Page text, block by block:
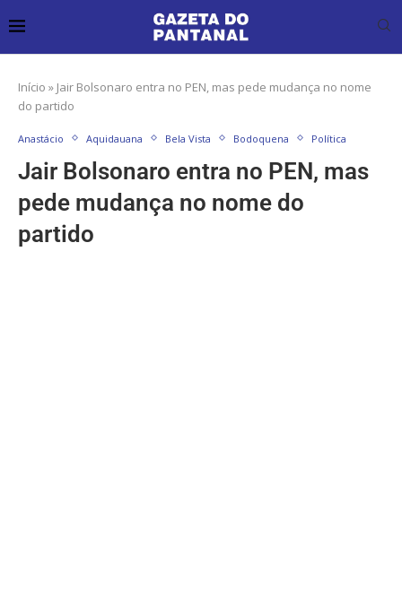
Início » Jair Bolsonaro entra no PEN, mas pede mudança no nome
do partido
Anastácio Aquidauana Bela Vista Bodoquena Política
Jair Bolsonaro entra no PEN, mas
pede mudança no nome do
partido